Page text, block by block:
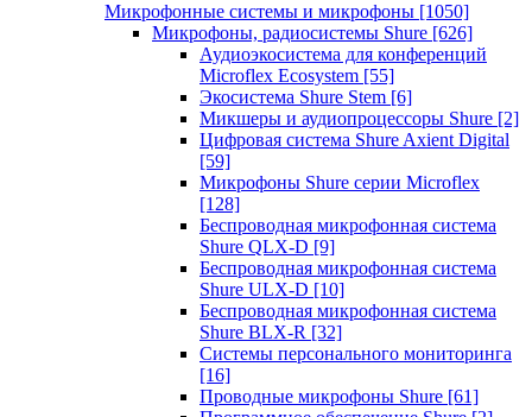
Микрофонные системы и микрофоны [1050]
Микрофоны, радиосистемы Shure [626]
Аудиоэкосистема для конференций
Microflex Ecosystem [55]
Экосистема Shure Stem [6]
Микшеры и аудиопроцессоры Shure [2]
Цифровая система Shure Axient Digital
[59]
Микрофоны Shure серии Microflex
[128]
Беспроводная микрофонная система
Shure QLX-D [9]
Беспроводная микрофонная система
Shure ULX-D [10]
Беспроводная микрофонная система
Shure BLX-R [32]
Системы персонального мониторинга
[16]
Проводные микрофоны Shure [61]